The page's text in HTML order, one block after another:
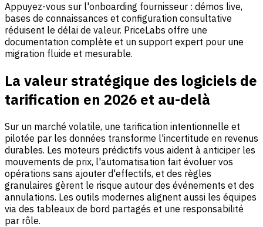
Appuyez-vous sur l'onboarding fournisseur : démos live,
bases de connaissances et configuration consultative
réduisent le délai de valeur. PriceLabs offre une
documentation complète et un support expert pour une
migration fluide et mesurable.
La valeur stratégique des logiciels de
tarification en 2026 et au-delà
Sur un marché volatile, une tarification intentionnelle et
pilotée par les données transforme l'incertitude en revenus
durables. Les moteurs prédictifs vous aident à anticiper les
mouvements de prix, l'automatisation fait évoluer vos
opérations sans ajouter d'effectifs, et des règles
granulaires gèrent le risque autour des événements et des
annulations. Les outils modernes alignent aussi les équipes
via des tableaux de bord partagés et une responsabilité
par rôle.